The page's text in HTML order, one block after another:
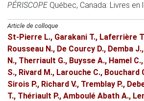
PÉRISCOPE Québec, Canada: Livres en
Article de colloque
St-Pierre L., Garakani T., Laferrière
Rousseau N., De Courcy D., Demba J.,
N., Therriault G., Buysse A., Hamel C.,
S., Rivard M., Larouche C., Bouchard
Sirois P., Richard V., Tremblay P.,
T., Thériault P., Amboulé Abath A.,